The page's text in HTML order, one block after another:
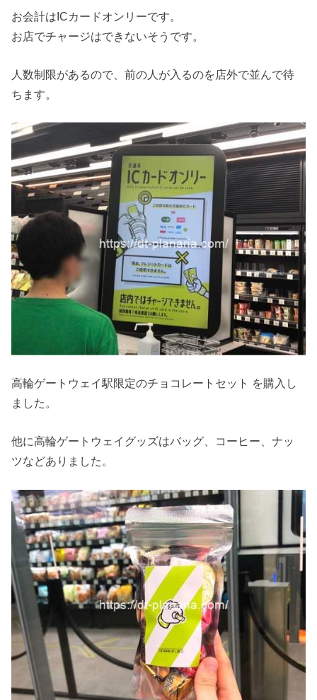
お会計はICカードオンリーです。
お店でチャージはできないそうです。
人数制限があるので、前の人が入るのを店外で並んで待
ちます。
高輪ゲートウェイ駅限定のチョコレートセット を購入し
ました。
他に高輪ゲートウェイグッズはバッグ、コーヒー、ナッ
ツなどありました。